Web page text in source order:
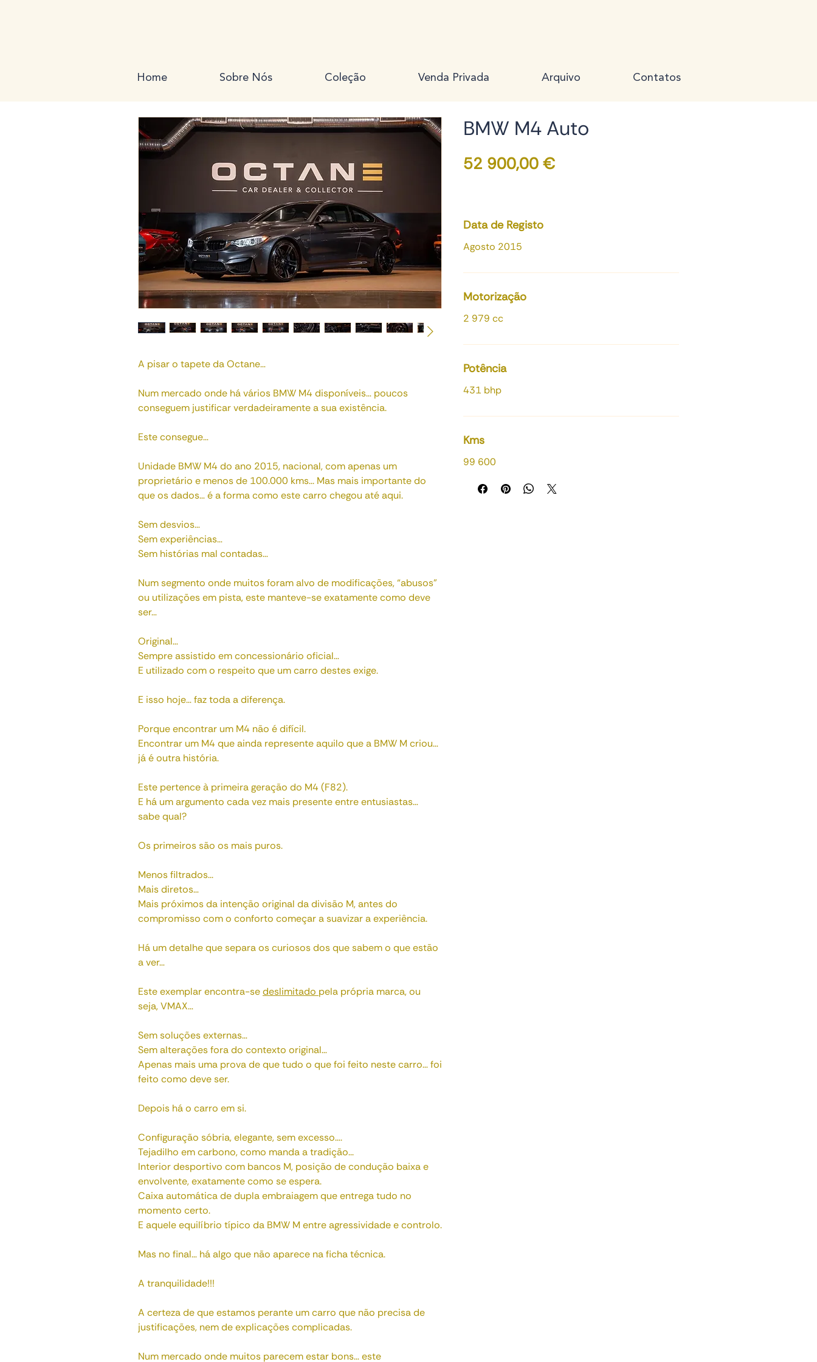
Home Sobre Nós Coleção Venda Privada Arquivo Contatos
A pisar o tapete da Octane…
Num mercado onde há vários BMW M4 disponíveis… poucos
conseguem justificar verdadeiramente a sua existência.
Este consegue…
Unidade BMW M4 do ano 2015, nacional, com apenas um
proprietário e menos de 100.000 kms... Mas mais importante do
que os dados… é a forma como este carro chegou até aqui.
Sem desvios…
Sem experiências…
Sem histórias mal contadas…
Num segmento onde muitos foram alvo de modificações, “abusos”
ou utilizações em pista, este manteve-se exatamente como deve
ser…
Original…
Sempre assistido em concessionário oficial…
E utilizado com o respeito que um carro destes exige.
E isso hoje… faz toda a diferença.
Porque encontrar um M4 não é difícil.
Encontrar um M4 que ainda represente aquilo que a BMW M criou…
já é outra história.
Este pertence à primeira geração do M4 (F82).
E há um argumento cada vez mais presente entre entusiastas…
sabe qual?
Os primeiros são os mais puros.
Menos filtrados...
Mais diretos…
Mais próximos da intenção original da divisão M, antes do
compromisso com o conforto começar a suavizar a experiência.
Há um detalhe que separa os curiosos dos que sabem o que estão
a ver…
Este exemplar encontra-sedeslimitado pela própria marca, ou
seja, VMAX…
Sem soluções externas…
Sem alterações fora do contexto original…
Apenas mais uma prova de que tudo o que foi feito neste carro… foi
feito como deve ser.
Depois há o carro em si.
Configuração sóbria, elegante, sem excesso….
Tejadilho em carbono, como manda a tradição...
Interior desportivo com bancos M, posição de condução baixa e
envolvente, exatamente como se espera.
Caixa automática de dupla embraiagem que entrega tudo no
momento certo.
E aquele equilíbrio típico da BMW M entre agressividade e controlo.
Mas no final… há algo que não aparece na ficha técnica.
A tranquilidade!!!
A certeza de que estamos perante um carro que não precisa de
justificações, nem de explicações complicadas.
Num mercado onde muitos parecem estar bons… este
BMW M4 Auto
52 900,00 €Preço
Data de Registo
Agosto 2015
Motorização
2 979 cc
Potência
431 bhp
Kms
99 600